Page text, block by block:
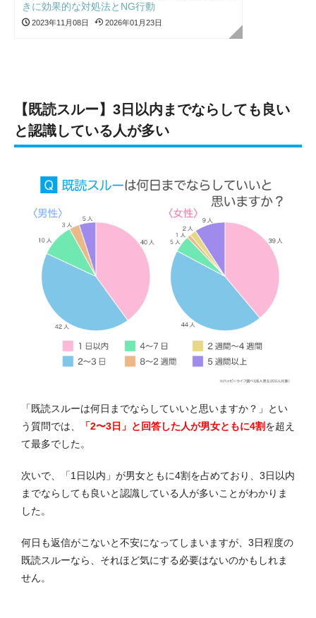
きに効果的な対処法とNG行動
2023年11月08日 2026年01月23日
【既読スルー】3日以内までならしても良い
と認識している人が多い
「既読スルーは何日までならしていいと思いますか？」とい
う質問では、
「2〜3日」と回答した人が男女ともに4割を超え
て最多でした。
次いで、「1日以内」が男女ともに4割を占めており、3日以内
までならしても良いと認識している人が多いことがわかりま
した。
何日も返信がこないと不安になってしまいますが、3日程度の
既読スルーなら、それほど気にする必要はないのかもしれま
せん。